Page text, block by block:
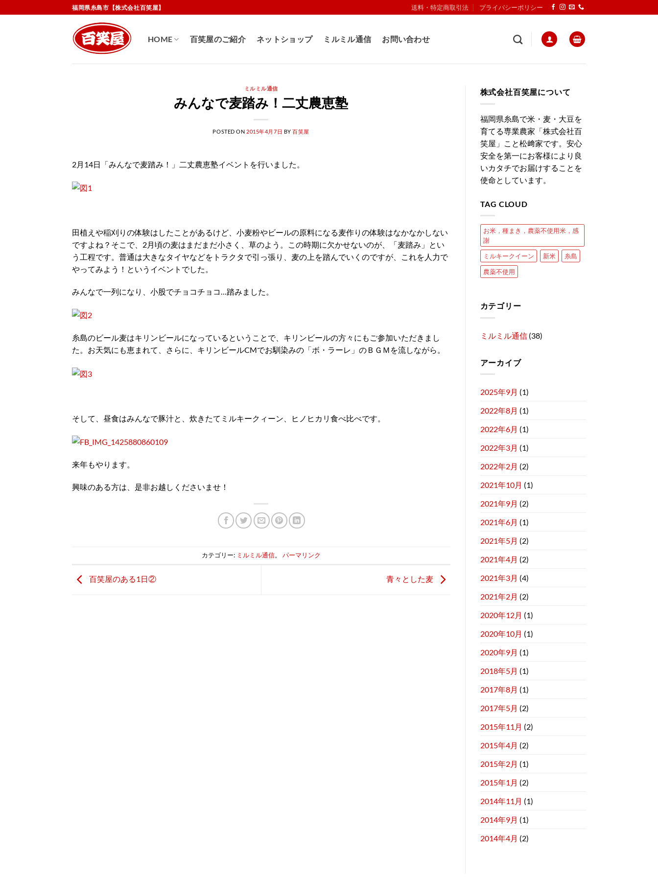
to
福岡県糸島市【株式会社百笑屋】 送料・特定商取引法 プライバシーポリシー
HOME 百笑屋のご紹介 ネットショップ ミルミル通信 お問い合わせ
ミルミル通信
みんなで麦踏み！二丈農恵塾
POSTED ON 2015年4月7日 BY百笑屋
2月14日「みんなで麦踏み！」二丈農恵塾イベントを行いました。
田植えや稲刈りの体験はしたことがあるけど、小麦粉やビールの原料になる麦作りの体験はなかなかしない
ですよね？そこで、2月頃の麦はまだまだ小さく、草のよう。この時期に欠かせないのが、「麦踏み」とい
う工程です。普通は大きなタイヤなどをトラクタで引っ張り、麦の上を踏んでいくのですが、これを人力で
やってみよう！というイベントでした。
みんなで一列になり、小股でチョコチョコ…踏みました。
糸島のビール麦はキリンビールになっているということで、キリンビールの方々にもご参加いただきまし
た。お天気にも恵まれて、さらに、キリンビールCMでお馴染みの「ボ・ラーレ」のＢＧＭを流しながら。
そして、昼食はみんなで豚汁と、炊きたてミルキークィーン、ヒノヒカリ食べ比べです。
来年もやります。
興味のある方は、是非お越しくださいませ！
カテゴリー: ミルミル通信。 パーマリンク
百笑屋のある1日② 青々とした麦
株式会社百笑屋について
福岡県糸島で米・麦・大豆を
育てる専業農家「株式会社百
笑屋」こと松﨑家です。安心
安全を第一にお客様により良
いカタチでお届けすることを
使命としています。
TAG CLOUD
お米，種まき，農薬不使用米，感
謝
ミルキークイーン
新米
糸島
農薬不使用
カテゴリー
ミルミル通信(38)
アーカイブ
2025年9月 (1)
2022年8月 (1)
2022年6月 (1)
2022年3月 (1)
2022年2月 (2)
2021年10月 (1)
2021年9月 (2)
2021年6月 (1)
2021年5月 (2)
2021年4月 (2)
2021年3月 (4)
2021年2月 (2)
2020年12月 (1)
2020年10月 (1)
2020年9月 (1)
2018年5月 (1)
2017年8月 (1)
2017年5月 (2)
2015年11月 (2)
2015年4月 (2)
2015年2月 (1)
2015年1月 (2)
2014年11月 (1)
2014年9月 (1)
2014年4月 (2)